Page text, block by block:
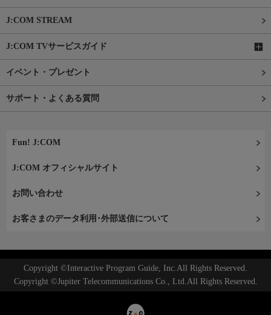
J:COM STREAM
J:COM TVサービスガイド
イベント・プレゼント
サポート・よくある質問
Fun! J:COM
J:COM オフィシャルサイト
お問い合わせ
お客さまのデータ利用･外部送信について
Copyright ©Interactive Program Guide, Inc.All Rights Reserved.
Copyright ©Jupiter Telecommunications Co., Ltd.All Rights Reserved.